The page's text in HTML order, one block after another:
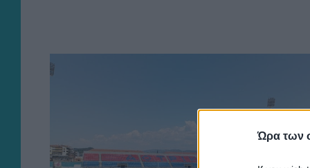
Ώρα των